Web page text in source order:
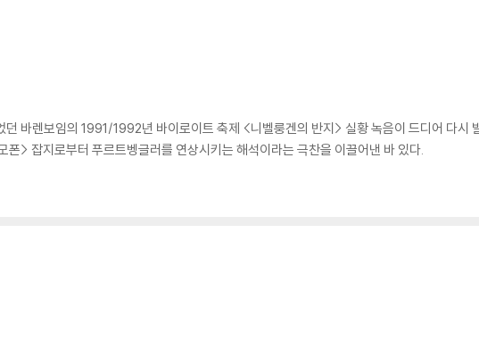
던 바렌보임의 1991/1992년 바이로이트 축제 <니벨룽겐의 반지> 실황 녹음이 드디어 다시
폰> 잡지로부터 푸르트벵글러를 연상시키는 해석이라는 극찬을 이끌어낸 바 있다.